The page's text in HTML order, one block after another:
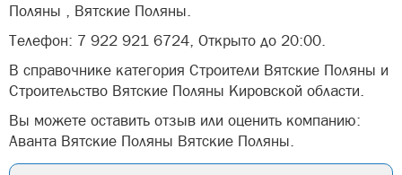
Поляны , Вятские Поляны.
Телефон: 7 922 921 6724, Открыто до 20:00.
В справочнике категория Строители Вятские Поляны и
Строительство Вятские Поляны Кировской области.
Вы можете оставить отзыв или оценить компанию:
Аванта Вятские Поляны Вятские Поляны.
А так же, задать вопрос представителями фирмы: